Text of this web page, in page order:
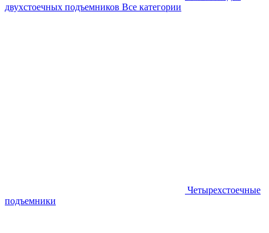
двухстоечных подъемников Все категории
Четырехстоечные
подъемники